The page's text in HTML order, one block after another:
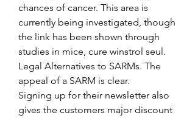
chances of cancer. This area is
currently being investigated, though
the link has been shown through
studies in mice, cure winstrol seul.
Legal Alternatives to SARMs. The
appeal of a SARM is clear.
Signing up for their newsletter also
gives the customers major discount